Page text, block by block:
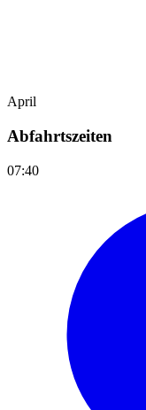
April
Abfahrtszeiten
07:40